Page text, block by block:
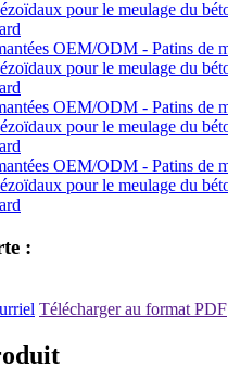
:
Télécharger au format PDF